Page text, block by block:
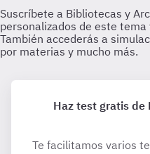
Haz test gratis de
Te facilitamos varios